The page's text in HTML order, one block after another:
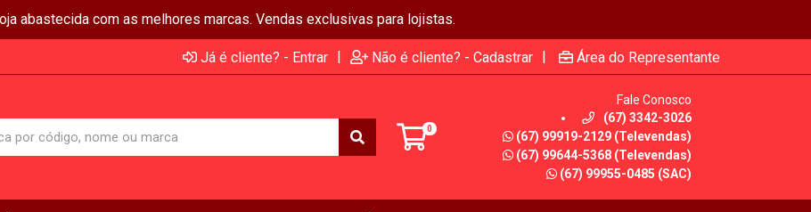
abastecida com as melhores marcas. Vendas exclusivas para lojistas.
Já é cliente? - Entrar | Não é cliente? - Cadastrar | Área do Representante
0
Fale Conosco
(67) 3342-3026
(67) 99919-2129 (Televendas)
(67) 99644-5368 (Televendas)
(67) 99955-0485 (SAC)